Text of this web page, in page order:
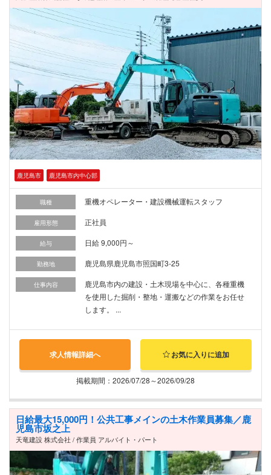
鹿児島市 鹿児島市内中心部
職種 重機オペレーター・建設機械運転スタッフ
雇用形態 正社員
給与 日給 9,000円～
勤務地 鹿児島県鹿児島市照国町3-25
仕事内容
鹿児島市内の建設・土木現場を中心に、各種重機
を使用した掘削・整地・運搬などの作業をお任せ
します。 ...
求人情報詳細へ お気に入りに追加
掲載期間：2026/07/28～2026/09/28
日給最大15,000円！公共工事メインの土木作業員募集／鹿
児島市坂之上
天竜建設 株式会社 / 作業員 アルバイト・パート